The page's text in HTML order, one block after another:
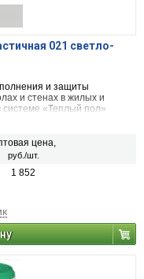
021 светло-
и защиты
и стенах в жилых и
«Теплый пол»
цена,
руб./шт.
1 852